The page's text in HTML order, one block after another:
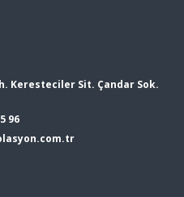
Keresteciler Sit. Çandar Sok.
96